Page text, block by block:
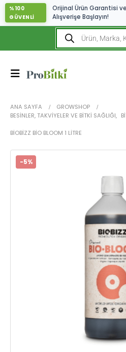
%100
GÜVENLİ
Orijinal Ürün Garantisi ve
Alışverişe Başlayın!
ANA SAYFA
GROWSHOP
BESINLER, TAKVIYELER VE BITKI SAĞLIĞI,
BIOBIZZ BIO BLOOM 1 LITRE
-5%